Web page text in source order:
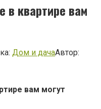
в квартире вам
Дом и дачаАвтор:
вам могут